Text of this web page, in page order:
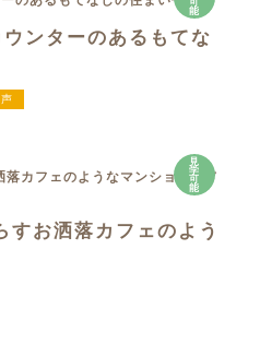
可
能
ンターのあるもてな
見
学
可
能
すお洒落カフェのよう